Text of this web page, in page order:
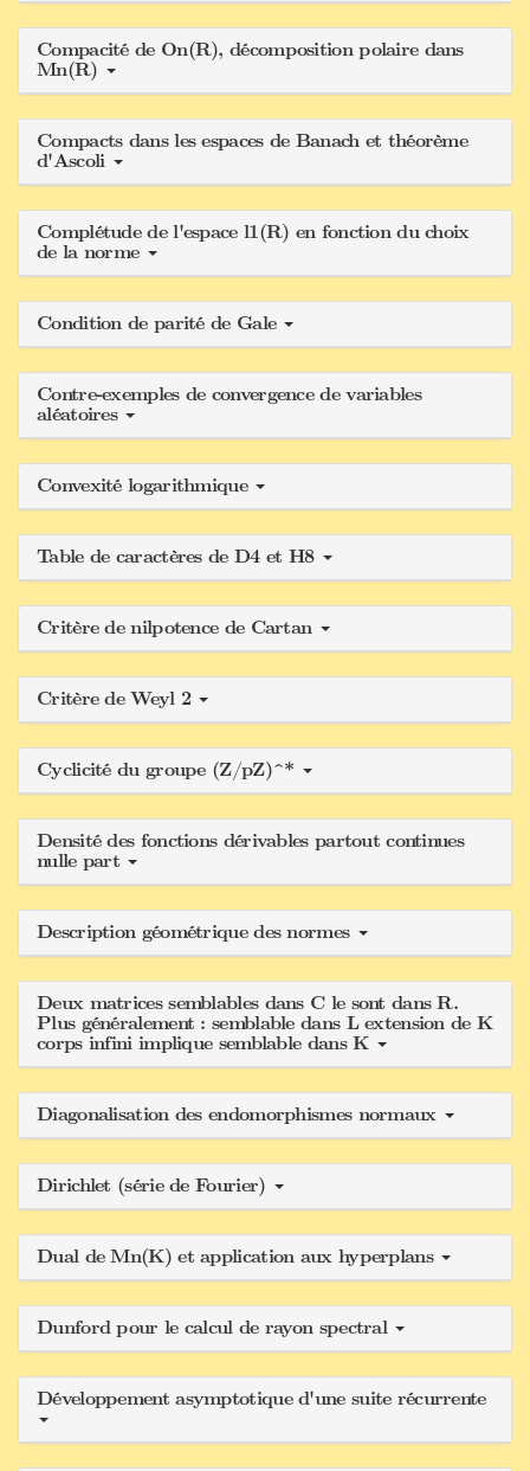
Compacité de On(R), décomposition polaire dans
Mn(R)
Compacts dans les espaces de Banach et théorème
d'Ascoli
Complétude de l'espace l1(R) en fonction du choix
de la norme
Condition de parité de Gale
Contre-exemples de convergence de variables
aléatoires
Convexité logarithmique
Table de caractères de D4 et H8
Critère de nilpotence de Cartan
Critère de Weyl 2
Cyclicité du groupe (Z/pZ)^*
Densité des fonctions dérivables partout continues
nulle part
Description géométrique des normes
Deux matrices semblables dans C le sont dans R.
Plus généralement : semblable dans L extension de K
corps infini implique semblable dans K
Diagonalisation des endomorphismes normaux
Dirichlet (série de Fourier)
Dual de Mn(K) et application aux hyperplans
Dunford pour le calcul de rayon spectral
Développement asymptotique d'une suite récurrente